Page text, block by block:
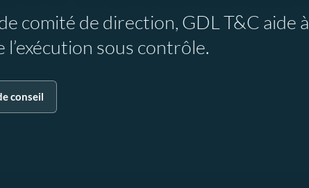
comité de direction, GDL T&C aide à
sous contrôle.
conseil